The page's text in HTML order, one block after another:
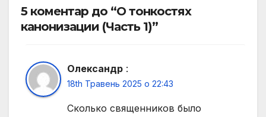
5 коментар до “О тонкостях
канонизации (Часть 1)”
Олександр :
18th Травень 2025 о 22:43
Сколько священников было